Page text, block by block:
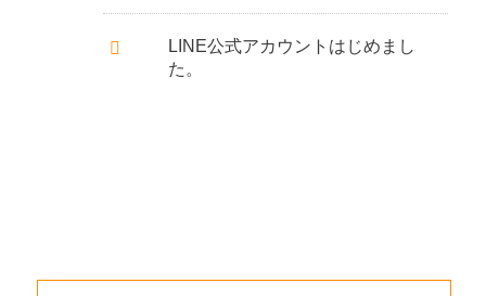
LINE公式アカウントはじめまし
た。